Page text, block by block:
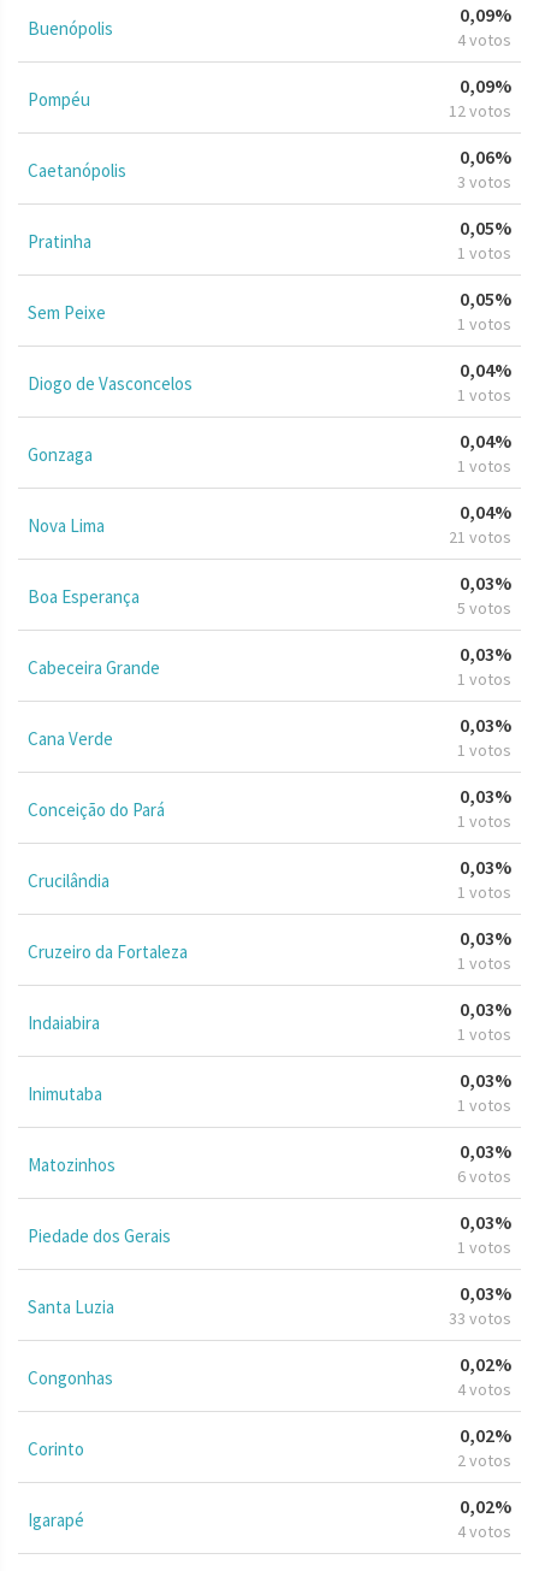
Buenópolis
0,09%
4 votos
Pompéu
0,09%
12 votos
Caetanópolis
0,06%
3 votos
Pratinha
0,05%
1 votos
Sem Peixe
0,05%
1 votos
Diogo de Vasconcelos
0,04%
1 votos
Gonzaga
0,04%
1 votos
Nova Lima
0,04%
21 votos
Boa Esperança
0,03%
5 votos
Cabeceira Grande
0,03%
1 votos
Cana Verde
0,03%
1 votos
Conceição do Pará
0,03%
1 votos
Crucilândia
0,03%
1 votos
Cruzeiro da Fortaleza
0,03%
1 votos
Indaiabira
0,03%
1 votos
Inimutaba
0,03%
1 votos
Matozinhos
0,03%
6 votos
Piedade dos Gerais
0,03%
1 votos
Santa Luzia
0,03%
33 votos
Congonhas
0,02%
4 votos
Corinto
0,02%
2 votos
Igarapé
0,02%
4 votos